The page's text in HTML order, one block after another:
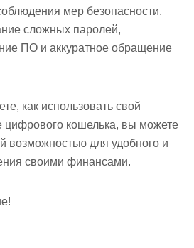
мер безопасности,
сложных паролей,
ПО и аккуратное обращение
как использовать свой
цифрового кошелька, вы можете
возможностью для удобного и
своими финансами.